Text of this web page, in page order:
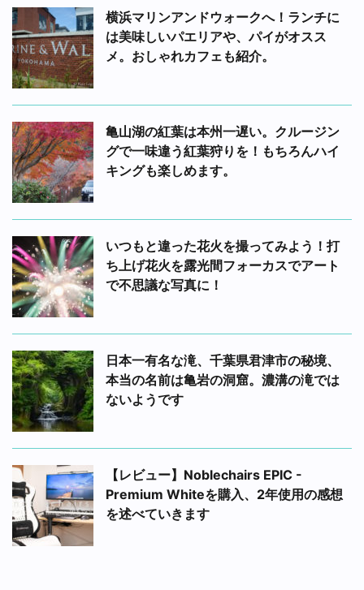
横浜マリンアンドウォークへ！ランチに
は美味しいパエリアや、パイがオスス
メ。おしゃれカフェも紹介。
亀山湖の紅葉は本州一遅い。クルージン
グで一味違う紅葉狩りを！もちろんハイ
キングも楽しめます。
いつもと違った花火を撮ってみよう！打
ち上げ花火を露光間フォーカスでアート
で不思議な写真に！
日本一有名な滝、千葉県君津市の秘境、
本当の名前は亀岩の洞窟。濃溝の滝では
ないようです
【レビュー】Noblechairs EPIC -
Premium Whiteを購入、2年使用の感想
を述べていきます